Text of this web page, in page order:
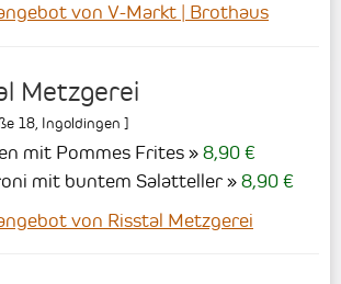
von V-Markt | Brothaus
Metzgerei
18 Ingoldingen ]
mit Pommes Frites
8,90 €
mit buntem Salatteller
8,90 €
von Risstal Metzgerei